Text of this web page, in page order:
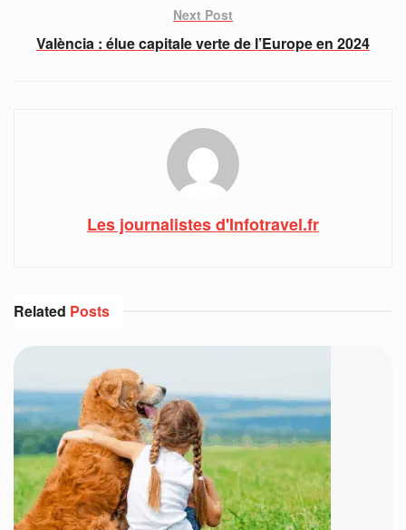
Next Post
València : élue capitale verte de l’Europe en 2024
Les journalistes d'Infotravel.fr
Related Posts